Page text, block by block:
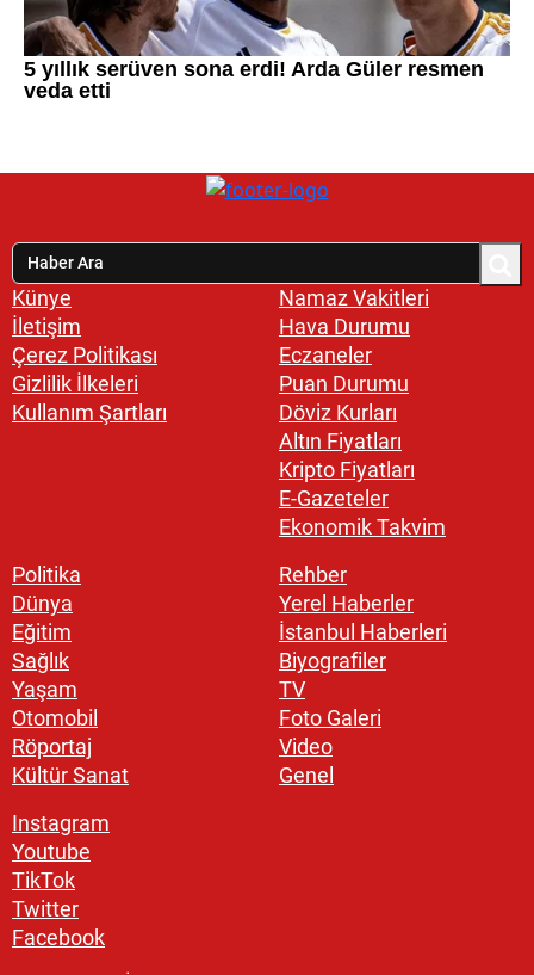
Künye
İletişim
Çerez Politikası
Gizlilik İlkeleri
Kullanım Şartları
Namaz Vakitleri
Hava Durumu
Eczaneler
Puan Durumu
Döviz Kurları
Altın Fiyatları
Kripto Fiyatları
E-Gazeteler
Ekonomik Takvim
Politika
Dünya
Eğitim
Sağlık
Yaşam
Otomobil
Röportaj
Kültür Sanat
Rehber
Yerel Haberler
İstanbul Haberleri
Biyografiler
TV
Foto Galeri
Video
Genel
Instagram
Youtube
TikTok
Twitter
Facebook